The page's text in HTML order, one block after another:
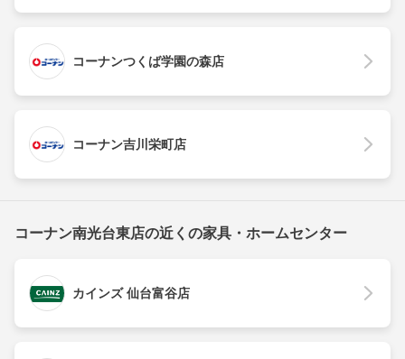
コーナンつくば学園の森店
コーナン吉川栄町店
コーナン南光台東店の近くの家具・ホームセンター
カインズ 仙台富谷店